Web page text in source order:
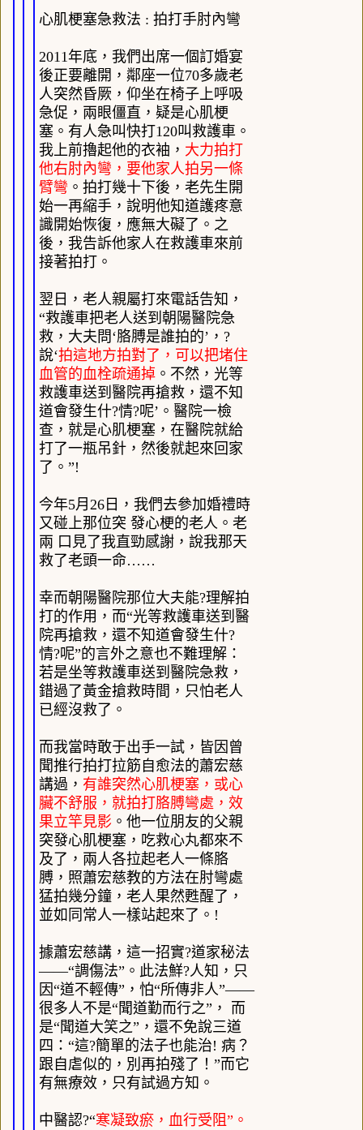
心肌梗塞急救法 : 拍打手肘內彎
2011年底，我們出席一個訂婚宴
後正要離開，鄰座一位70多歲老
人突然昏厥，仰坐在椅子上呼吸
急促，兩眼僵直，疑是心肌梗
塞。有人急叫快打120叫救護車。
我上前擼起他的衣袖， 大力拍打
他右肘內彎，要他家人拍另一條
臂彎 。拍打幾十下後，老先生開
始一再縮手，說明他知道護疼意
識開始恢復，應無大礙了。之
後，我告訴他家人在救護車來前
接著拍打。
翌日，老人親屬打來電話告知，
“救護車把老人送到朝陽醫院急
救，大夫問‘胳膊是誰拍的’，?
說‘拍這地方拍對了，可以把堵住
血管的血栓疏通掉。不然，光等
救護車送到醫院再搶救，還不知
道會發生什?情?呢’。醫院一檢
查，就是心肌梗塞，在醫院就給
打了一瓶吊針，然後就起來回家
了。”!
今年5月 26日，我們去參加婚禮時
又碰上那位突 發心梗的老人。老
兩 口見了我直勁感謝，說我那天
救了老頭一命……
幸而朝陽醫院那位大夫能?理解拍
打的作用，而“光等救護車送到醫
院再搶救，還不知道會發生什?
情?呢”的言外之意也不難理解：
若是坐等救護車送到醫院急救，
錯過了黃金搶救時間，只怕老人
已經沒救了。
而我當時敢于出手一試，皆因曾
聞推行拍打拉筋自愈法的蕭宏慈
講過， 有誰突然心肌梗塞，或心
臟不舒服，就拍打胳膊彎處，效
果立竿見影 。他一位朋友的父親
突發心肌梗塞，吃救心丸都來不
及了，兩人各拉起老人一條胳
膊，照蕭宏慈教的方法在肘彎處
猛拍幾分鐘，老人果然甦醒了，
並如同常人一樣站起來了。 !
據蕭宏慈講，這一招實?道家秘法
——“調傷法”。此法鮮?人知，只
因“道不輕傳”，怕“所傳非人”——
很多人不是“聞道勤而行之”， 而
是“聞道大笑之”，還不免說三道
四：“這?簡單的法子也能治! 病？
跟自虐似的，別再拍殘了！”而它
有無療效，只有試過方知。
中醫認?“寒凝致瘀，血行受阻”。